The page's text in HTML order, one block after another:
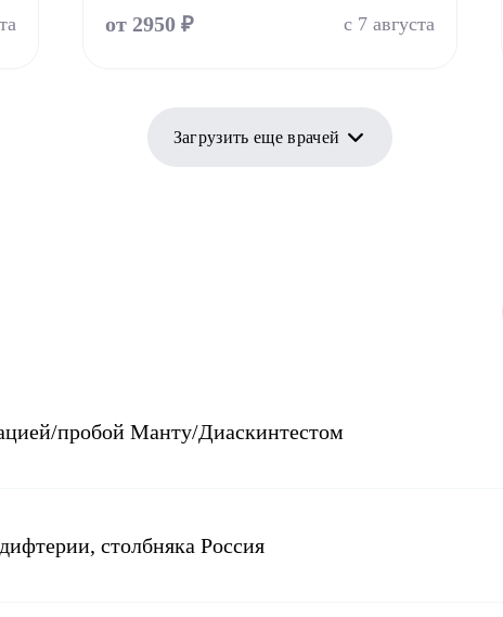
от 2950 ₽ с 7 августа
Загрузить еще врачей
пробой Манту/Диаскинтестом
столбняка Россия